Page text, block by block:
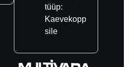
tüüp:
Kaevekopp
sile